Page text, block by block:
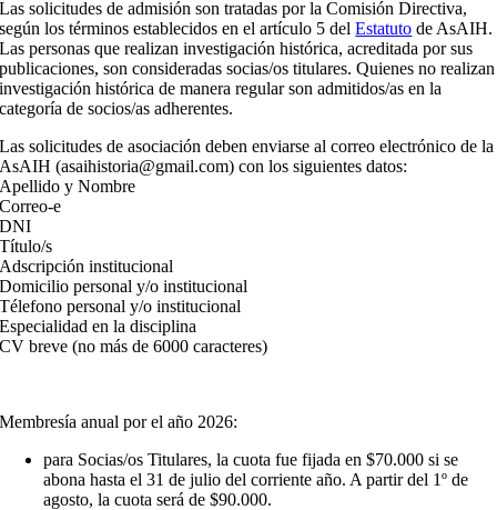
Las solicitudes de admisión son tratadas por la Comisión Directiva,
según los términos establecidos en el artículo 5 delEstatuto de AsAIH.
Las personas que realizan investigación histórica, acreditada por sus
publicaciones, son consideradas socias/os titulares. Quienes no realizan
investigación histórica de manera regular son admitidos/as en la
categoría de socios/as adherentes.
Las solicitudes de asociación deben enviarse al correo electrónico de la
AsAIH (asaihistoria@gmail.com) con los siguientes datos:
Apellido y Nombre
Correo-e
DNI
Título/s
Adscripción institucional
Domicilio personal y/o institucional
Télefono personal y/o institucional
Especialidad en la disciplina
CV breve (no más de 6000 caracteres)
Membresía anual por el año 2026:
para Socias/os Titulares, la cuota fue fijada en $70.000 si se
abona hasta el 31 de julio del corriente año. A partir del 1º de
agosto, la cuota será de $90.000.